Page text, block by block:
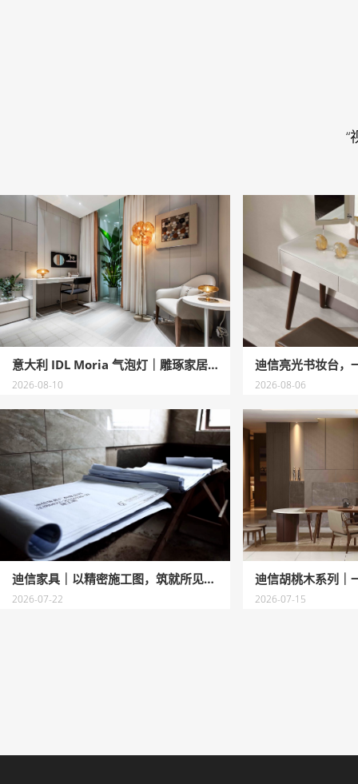
“
意大利 IDL Moria 气泡灯｜雕琢家居浪漫
2026-08-10
迪信亮光书妆台，
2026-08-06
迪信家具｜以精密施工图，筑就所见即所得的理想家
2026-07-22
迪信胡桃木系列｜
2026-07-15